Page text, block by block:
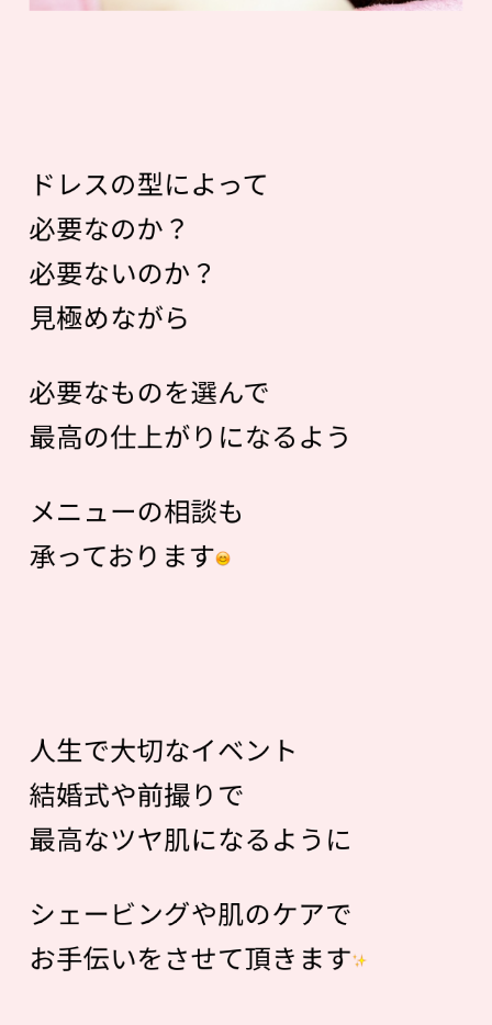
ドレスの型によって
必要なのか？
必要ないのか？
見極めながら
必要なものを選んで
最高の仕上がりになるよう
メニューの相談も
承っております
人生で大切なイベント
結婚式や前撮りで
最高なツヤ肌になるように
シェービングや肌のケアで
お手伝いをさせて頂きます